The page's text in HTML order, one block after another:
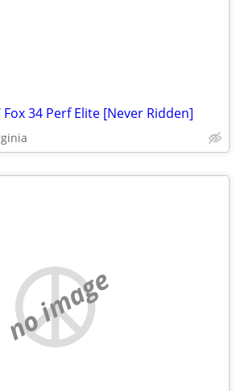
34 Perf Elite [Never Ridden]
no image